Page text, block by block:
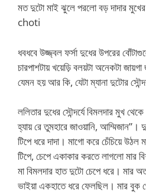
মত দুটো মাই ঝুলে পরলো বড় দাদার
choti
ধবধবে উজ্জ্বল ফর্সা দুধের উপরের
চারপাশটায় খয়েড়ি বলয়টা অনেকটা
যেমন হয় আর কি, যেটা ম্যানা দুটোর
ললিতার দুধের সৌন্দর্যে বিমলদার মুখ
হ্যায় রে তুমহারে জাওয়ানি, আম্মিজান”।
টিপে ধরে দাদা। মাগো করে চেঁচিয়ে
টিপে, চেপে একাকার করতে লাগলো মার
মা বিমলদার হাত দুটো চেপে ধরে। মার
ভাইয়া একহাতে ধরে ফেলছিল। মার বুক